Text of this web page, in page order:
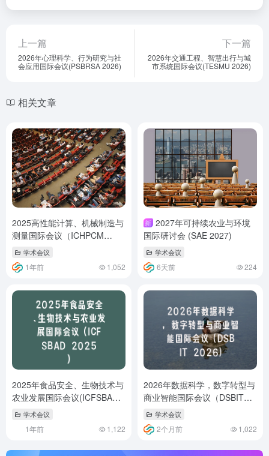
上一篇
2026年心理科学、行为研究与社
会应用国际会议(PSBRSA 2026)
下一篇
2026年交通工程、智慧出行与城
市系统国际会议(TESMU 2026)
相关文章
2025高性能计算、机械制造与
测量国际会议（ICHPCM
2025)学术会议
1年前 1,052
新 2027年可持续农业与环境
国际研讨会 (SAE 2027)
学术会议
6天前 224
2025年食品安全、生物技术与
农业发展国际会议(ICFSBAD
2025)学术会议
1年前 1,122
2026年数据科学，数字转型与
商业智能国际会议（DSBIT
2026）
学术会议
2个月前 1,022